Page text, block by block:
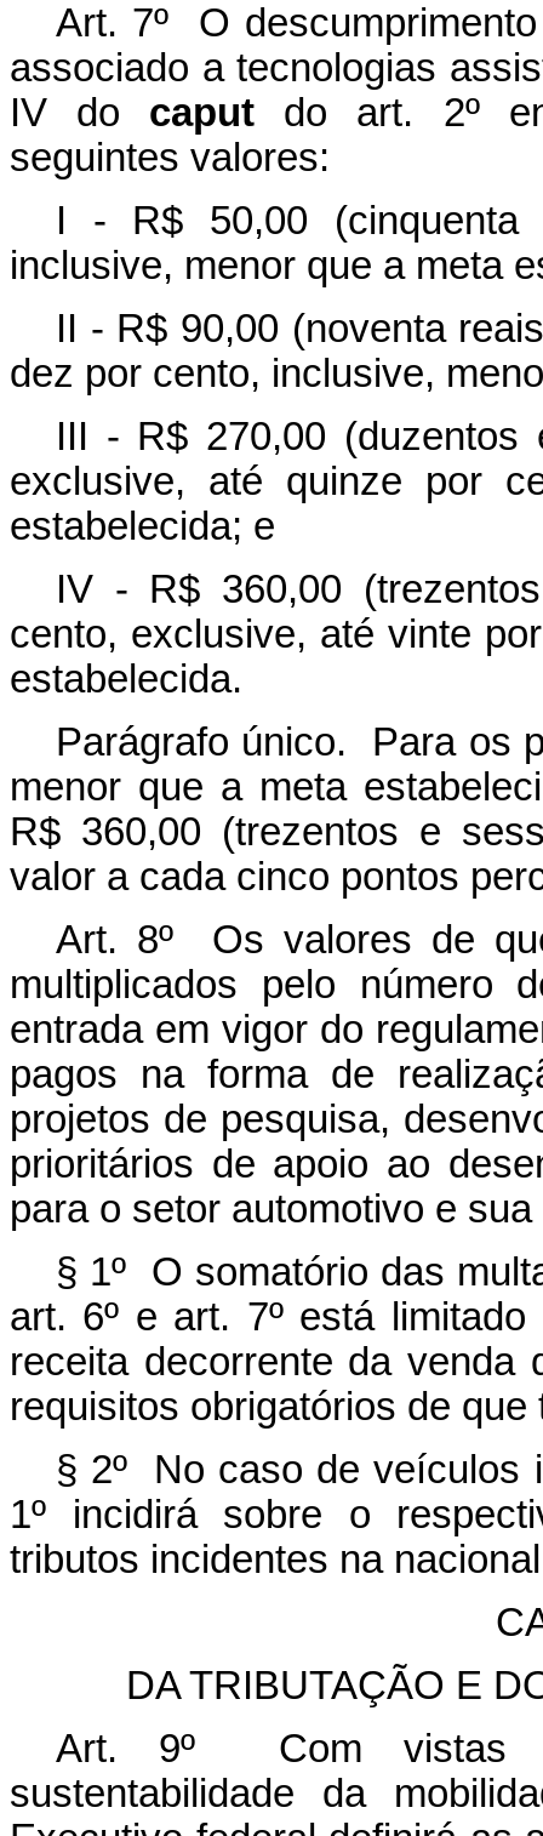
Art. 7º O
associado a tecnologias
IV do caput do art. 2º
seguintes valores:
I - R$ 50,00 (cinquenta
inclusive, menor que a meta
II - R$ 90,00 (noventa
dez por cento, inclusive,
III - R$ 270,00
exclusive, até quinze por
estabelecida; e
IV - R$ 360,00
cento, exclusive, até vinte
estabelecida.
Parágrafo único. Para os
menor que a meta
R$ 360,00 (trezentos e
valor a cada cinco pontos
Art. 8º Os valores de
multiplicados pelo número
entrada em vigor do
pagos na forma de
projetos de pesquisa,
prioritários de apoio ao
para o setor automotivo e
§ 1º O somatório das
art. 6º e art. 7º está
receita decorrente da venda
requisitos obrigatórios de que
§ 2º No caso de veículos
1º incidirá sobre o
tributos incidentes na
DA TRIBUTAÇÃO E
Art. 9º Com vistas
sustentabilidade da